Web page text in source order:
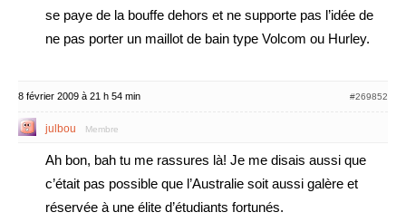
se paye de la bouffe dehors et ne supporte pas l’idée de
ne pas porter un maillot de bain type Volcom ou Hurley.
8 février 2009 à 21 h 54 min #269852
julbou Membre
Ah bon, bah tu me rassures là! Je me disais aussi que
c’était pas possible que l’Australie soit aussi galère et
réservée à une élite d’étudiants fortunés.